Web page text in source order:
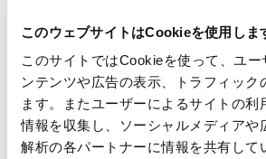
このウェブサイトはCookieを使用しま
このサイトではCookieを使って、ユー
ンテンツや広告の表示、トラフィック
ます。またユーザーによるサイトの利
情報を収集し、ソーシャルメディアや
解析の各パートナーに情報を共有して
簡単に描くとこのような図が
います。